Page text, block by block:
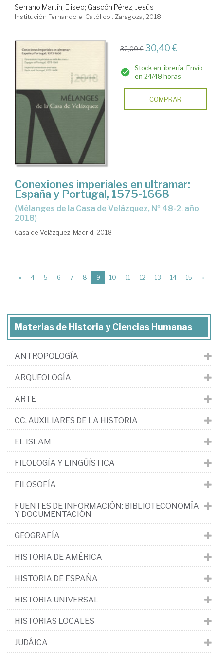
Serrano Martín, Eliseo; Gascón Pérez, Jesús
Institución Fernando el Católico . Zaragoza, 2018
32,00 € 30,40 €
Stock en librería. Envío
en 24/48 horas
COMPRAR
Conexiones imperiales en ultramar:
España y Portugal, 1575-1668
(Mélanges de la Casa de Velázquez, Nº 48-2, año
2018)
Casa de Velázquez. Madrid, 2018
« 4 5 6 7 8 9 (current)
10 11 12 13 14 15 »
Materias de Historia y Ciencias Humanas
ANTROPOLOGÍA
ARQUEOLOGÍA
ARTE
CC. AUXILIARES DE LA HISTORIA
EL ISLAM
FILOLOGÍA Y LINGÜÍSTICA
FILOSOFÍA
FUENTES DE INFORMACIÓN: BIBLIOTECONOMÍA
Y DOCUMENTACIÓN
GEOGRAFÍA
HISTORIA DE AMÉRICA
HISTORIA DE ESPAÑA
HISTORIA UNIVERSAL
HISTORIAS LOCALES
JUDÁICA